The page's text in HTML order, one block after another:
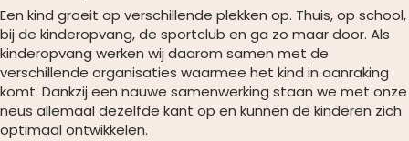
Een kind groeit op verschillende plekken op. Thuis, op school,
bij de kinderopvang, de sportclub en ga zo maar door. Als
kinderopvang werken wij daarom samen met de
verschillende organisaties waarmee het kind in aanraking
komt. Dankzij een nauwe samenwerking staan we met onze
neus allemaal dezelfde kant op en kunnen de kinderen zich
optimaal ontwikkelen.